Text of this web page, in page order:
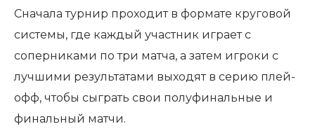
Сначала турнир проходит в формате круговой
системы, где каждый участник играет с
соперниками по три матча, а затем игроки с
лучшими результатами выходят в серию плей-
офф, чтобы сыграть свои полуфинальные и
финальный матчи.